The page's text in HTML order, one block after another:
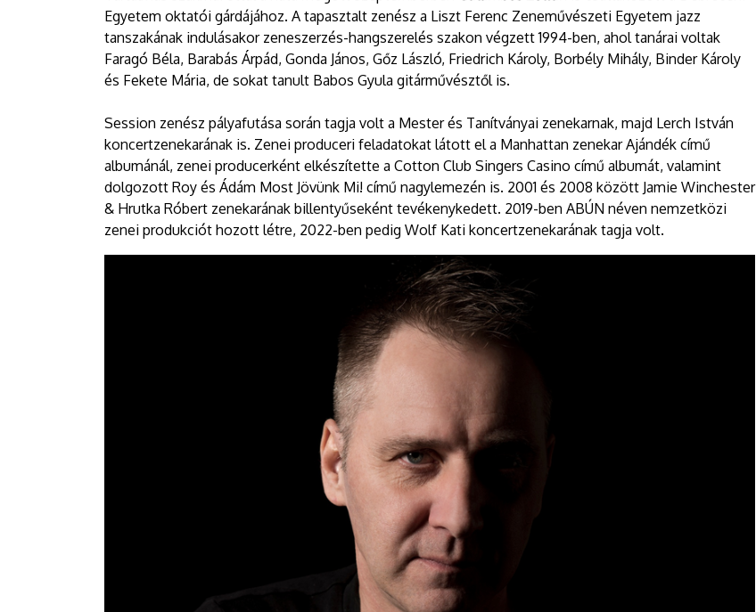
Egyetem oktatói gárdájához. A tapasztalt zenész a Liszt Ferenc Zeneművészeti Egyetem jazz
tanszakának indulásakor zeneszerzés-hangszerelés szakon végzett 1994-ben, ahol tanárai voltak
Faragó Béla, Barabás Árpád, Gonda János, Gőz László, Friedrich Károly, Borbély Mihály, Binder Károly
és Fekete Mária, de sokat tanult Babos Gyula gitárművésztől is.
Session zenész pályafutása során tagja volt a Mester és Tanítványai zenekarnak, majd Lerch István
koncertzenekarának is. Zenei produceri feladatokat látott el a Manhattan zenekar Ajándék című
albumánál, zenei producerként elkészítette a Cotton Club Singers Casino című albumát, valamint
dolgozott Roy és Ádám Most Jövünk Mi! című nagylemezén is. 2001 és 2008 között Jamie Winchester
& Hrutka Róbert zenekarának billentyűseként tevékenykedett. 2019-ben ABÚN néven nemzetközi
zenei produkciót hozott létre, 2022-ben pedig Wolf Kati koncertzenekarának tagja volt.